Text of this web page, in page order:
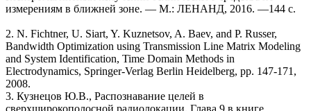
измерениям в ближней зоне. — М.: ЛЕНАНД, 2016. —144 с.
2. N. Fichtner, U. Siart, Y. Kuznetsov, A. Baev, and P. Russer,
Bandwidth Optimization using Transmission Line Matrix Modeling
and System Identification, Time Domain Methods in
Electrodynamics, Springer-Verlag Berlin Heidelberg, pp. 147-171,
2008.
3. Кузнецов Ю.В., Распознавание целей в
сверхширокополосной радиолокации. Глава 9 в книге